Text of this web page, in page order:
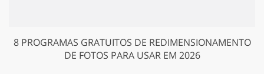
8 PROGRAMAS GRATUITOS DE REDIMENSIONAMENTO
DE FOTOS PARA USAR EM 2026